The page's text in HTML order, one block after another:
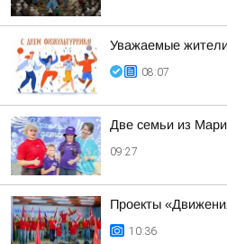
Уважаемые
08:07
Две семьи из
09:27
Проекты
10:36